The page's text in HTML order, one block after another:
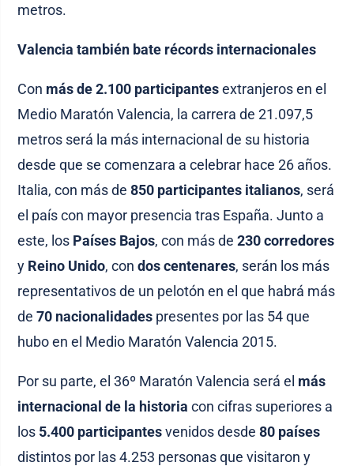
metros.
Valencia también bate récords internacionales
Con más de 2.100 participantesextranjeros en el
Medio Maratón Valencia, la carrera de 21.097,5
metros será la más internacional de su historia
desde que se comenzara a celebrar hace 26 años.
Italia, con más de850 participantes italianos, será
el país con mayor presencia tras España. Junto a
este, los Países Bajos, con más de230 corredores
y Reino Unido, condos centenares, serán los más
representativos de un pelotón en el que habrá más
de70 nacionalidades presentes por las 54 que
hubo en el Medio Maratón Valencia 2015.
Por su parte, el 36º Maratón Valencia será el más
internacional de la historia con cifras superiores a
los 5.400 participantesvenidos desde80 países
distintos por las 4.253 personas que visitaron y